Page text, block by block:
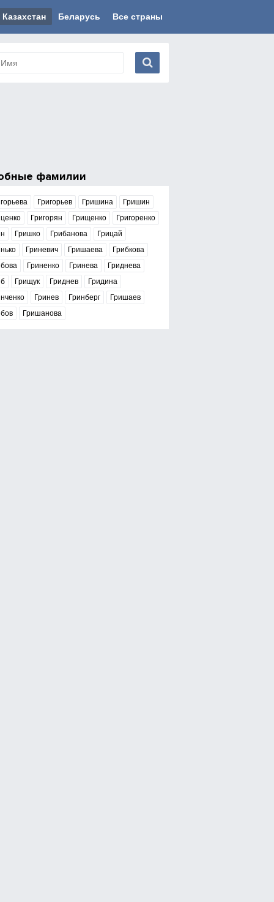
Казахстан Беларусь Все страны
фамилии
Григорьев Гришина
Гришин
Григорян Грищенко
Григоренко
Гришко Грибанова
Грицай
Гриневич Гришаева
Грибкова
Гриненко Гринева
Гриднева
Грищук Гриднев
Гридина
Гринев Гринберг
Гришаев
Гришанова